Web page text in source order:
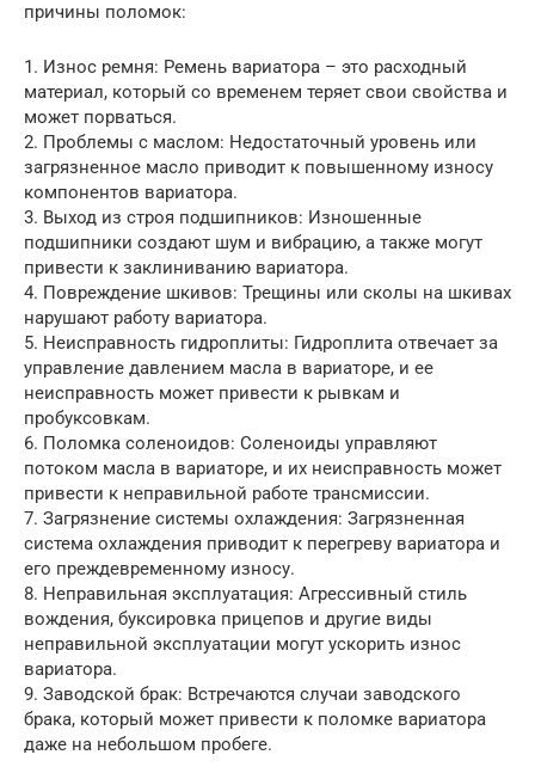
причины поломок:
1. Износ ремня: Ремень вариатора – это расходный
материал, который со временем теряет свои свойства и
может порваться.
2. Проблемы с маслом: Недостаточный уровень или
загрязненное масло приводит к повышенному износу
компонентов вариатора.
3. Выход из строя подшипников: Изношенные
подшипники создают шум и вибрацию, а также могут
привести к заклиниванию вариатора.
4. Повреждение шкивов: Трещины или сколы на шкивах
нарушают работу вариатора.
5. Неисправность гидроплиты: Гидроплита отвечает за
управление давлением масла в вариаторе, и ее
неисправность может привести к рывкам и
пробуксовкам.
6. Поломка соленоидов: Соленоиды управляют
потоком масла в вариаторе, и их неисправность может
привести к неправильной работе трансмиссии.
7. Загрязнение системы охлаждения: Загрязненная
система охлаждения приводит к перегреву вариатора и
его преждевременному износу.
8. Неправильная эксплуатация: Агрессивный стиль
вождения, буксировка прицепов и другие виды
неправильной эксплуатации могут ускорить износ
вариатора.
9. Заводской брак: Встречаются случаи заводского
брака, который может привести к поломке вариатора
даже на небольшом пробеге.